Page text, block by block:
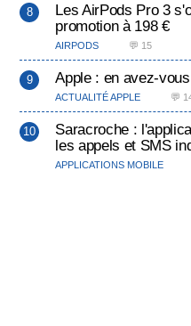
Les AirPods Pro 3
promotion à 198 €
AIRPODS 💬 15
Apple : en avez-
ACTUALITÉ APPLE 💬
Saracroche :
les appels et SMS
APPLICATIONS MOBILE